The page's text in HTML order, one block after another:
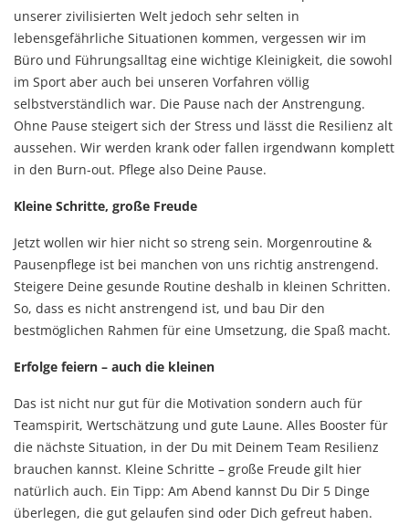
unserer zivilisierten Welt jedoch sehr selten in
lebensgefährliche Situationen kommen, vergessen wir im
Büro und Führungsalltag eine wichtige Kleinigkeit, die sowohl
im Sport aber auch bei unseren Vorfahren völlig
selbstverständlich war. Die Pause nach der Anstrengung.
Ohne Pause steigert sich der Stress und lässt die Resilienz alt
aussehen. Wir werden krank oder fallen irgendwann komplett
in den Burn-out. Pflege also Deine Pause.
Kleine Schritte, große Freude
Jetzt wollen wir hier nicht so streng sein. Morgenroutine &
Pausenpflege ist bei manchen von uns richtig anstrengend.
Steigere Deine gesunde Routine deshalb in kleinen Schritten.
So, dass es nicht anstrengend ist, und bau Dir den
bestmöglichen Rahmen für eine Umsetzung, die Spaß macht.
Erfolge feiern – auch die kleinen
Das ist nicht nur gut für die Motivation sondern auch für
Teamspirit, Wertschätzung und gute Laune. Alles Booster für
die nächste Situation, in der Du mit Deinem Team Resilienz
brauchen kannst. Kleine Schritte – große Freude gilt hier
natürlich auch. Ein Tipp: Am Abend kannst Du Dir 5 Dinge
überlegen, die gut gelaufen sind oder Dich gefreut haben.